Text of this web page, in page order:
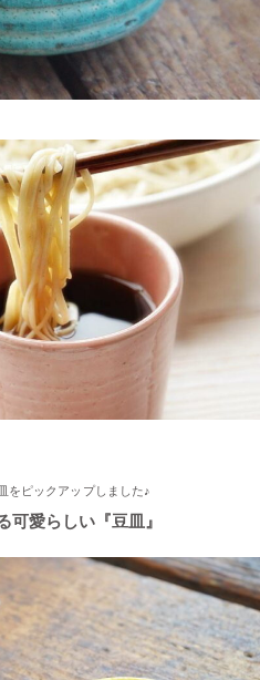
ょぼさんの参道をぶらぶら歩
のお店 らいすぼーる 千代保稲
い♪何個あっても便利な手づく
お買い物モニターアンバサダー
インスタグラムをチェッ
ーる 春日井店にいらっしゃいま
年9月5日 中京テレビ キャッ
SHOW！』生放送のコーナー
ーる 小牧店が出演しました。
をピックアップしました♪
可愛らしい『豆皿』